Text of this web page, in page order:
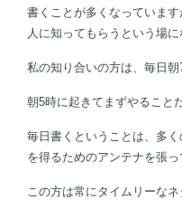
書くことが多くなっていま
人に知ってもらうという場
私の知り合いの方は、毎日朝
朝5時に起きてまずやること
毎日書くということは、多
を得るためのアンテナを張っ
この方は常にタイムリーな